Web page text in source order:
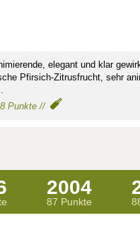
elegant und klar
Pfirsich-Zitrusfrucht, sehr
Punkte //
2004
87 Punkte